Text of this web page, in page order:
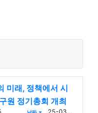
미래, 정책에서 시
원 정기총회 개최